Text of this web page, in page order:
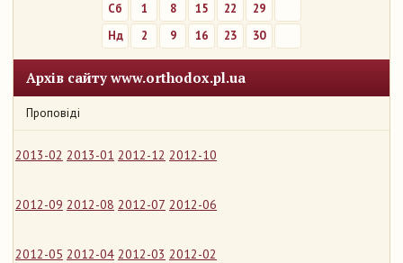
Сб
1 8 15 22
29
Нд
2 9 16 23 30
Архів сайту www.orthodox.pl.ua
Проповіді
2013-02 2013-01 2012-12 2012-10
2012-09 2012-08 2012-07 2012-06
2012-05 2012-04 2012-03 2012-02